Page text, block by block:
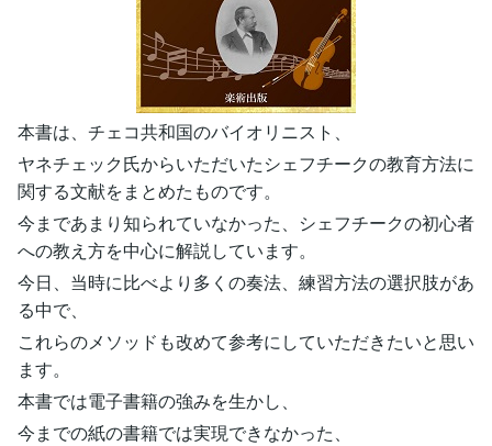
本書は、チェコ共和国のバイオリニスト、
ヤネチェック氏からいただいたシェフチークの教育方法に
関する文献をまとめたものです。
今まであまり知られていなかった、シェフチークの初心者
への教え方を中心に解説しています。
今日、当時に比べより多くの奏法、練習方法の選択肢があ
る中で、
これらのメソッドも改めて参考にしていただきたいと思い
ます。
本書では電子書籍の強みを生かし、
今までの紙の書籍では実現できなかった、